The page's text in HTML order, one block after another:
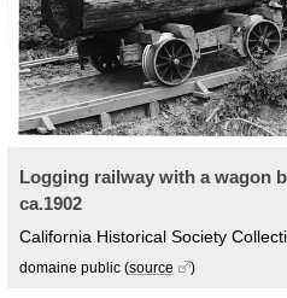
Logging railway with a wagon
ca.1902
California Historical Society
domaine public (source )